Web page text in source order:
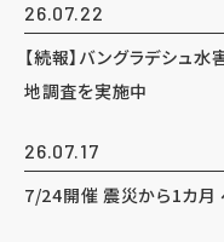
26.07.22
【続報】バングラデシュ
地調査を実施中
26.07.17
7/24開催 震災から1カ月